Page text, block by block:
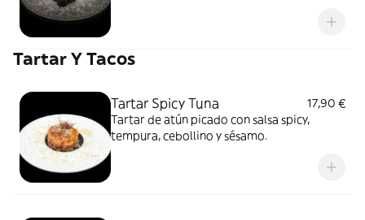
Tartar Y Tacos
Tartar Spicy Tuna
17,90 €
Tartar de atún picado con salsa spicy,
tempura, cebollino y sésamo.